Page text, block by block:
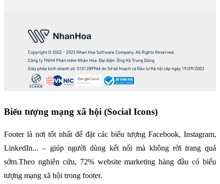
Biểu tượng mạng xã hội (Social Icons)
Footer là nơi tốt nhất để đặt các biểu tượng Facebook, Instagram,
LinkedIn... – giúp người dùng kết nối mà không rời trang quá
sớm.Theo nghiên cứu, 72% website marketing hàng đầu có biểu
tượng mạng xã hội trong footer.